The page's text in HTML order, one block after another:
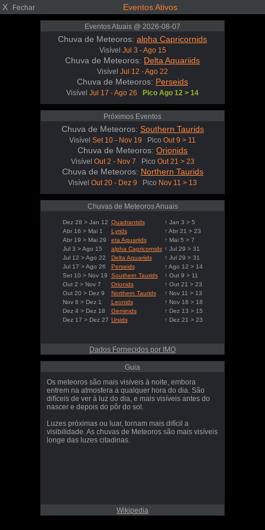
X Fechar Eventos Ativos
Eventos Atuais @ 2026-08-07
Chuva de Meteoros: alpha Capricornids
Visível Jul 3 - Ago 15
Chuva de Meteoros: Delta Aquariids
Visível Jul 12 - Ago 22
Chuva de Meteoros: Perseids
Visível Jul 17 - Ago 26 Pico Ago 12 > 14
Próximos Eventos
Chuva de Meteoros: Southern Taurids
Visível Set 10 - Nov 19 Pico Out 9 > 11
Chuva de Meteoros: Orionids
Visível Out 2 - Nov 7 Pico Out 21 > 23
Chuva de Meteoros: Northern Taurids
Visível Out 20 - Dez 9 Pico Nov 11 > 13
Chuvas de Meteoros Anuais
Dez 28 > Jan 12 Quadrantids
↑ Jan 3 > 5
Abr 16 > Mai 1
Lyrids
↑ Abr 21 > 23
Abr 19 > Mai 29
eta Aquariids
↑ Mai 5 > 7
Jul 3 > Ago 15
alpha Capricornids ↑ Jul 29 > 31
Jul 12 > Ago 22
Delta Aquariids
↑ Jul 29 > 31
Jul 17 > Ago 26
Perseids
↑ Ago 12 > 14
Set 10 > Nov 19
Southern Taurids
↑ Out 9 > 11
Out 2 > Nov 7
Orionids
↑ Out 21 > 23
Out 20 > Dez 9
Northern Taurids
↑ Nov 11 > 13
Nov 6 > Dez 1
Leonids
↑ Nov 16 > 18
Dez 4 > Dez 18
Geminids
↑ Dez 13 > 15
Dez 17 > Dez 27 Ursids ↑ Dez 21 > 23
Dados Fornecidos por IMO
Guia
Os meteoros são mais visíveis à noite, embora
entrem na atmosfera a qualquer hora do dia. São
difíceis de ver à luz do dia, e mais visíveis antes do
nascer e depois do pôr do sol.
Luzes próximas ou luar, tornam mais difícil a
visibilidade. As chuvas de Meteoros são mais visíveis
longe das luzes citadinas.
Wikipedia